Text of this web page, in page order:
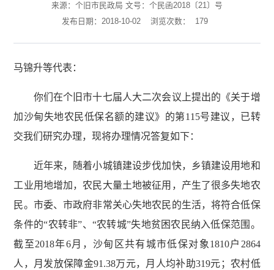
来源：个旧市民政局 文号：个民函2018〔21〕号
发布日期：2018-10-02
浏览次数： 179
马锦升等代表：
你们在个旧市十七届人大二次会议上提出的《关于增
加沙甸失地农民低保名额的建议》的第115号建议，已转
交我们研究办理，现将办理情况答复如下：
近年来，随着小城镇建设步伐加快，乡镇建设用地和
工业用地增加，农民大量土地被征用，产生了很多失地农
民。市委、市政府非常关心失地农民的生活，将符合低保
条件的“农转非”、“农转城”失地贫困农民纳入低保范围。
截至2018年6月，沙甸区共有城市低保对象1810户2864
人，月发放保障金91.38万元，月人均补助319元；农村低